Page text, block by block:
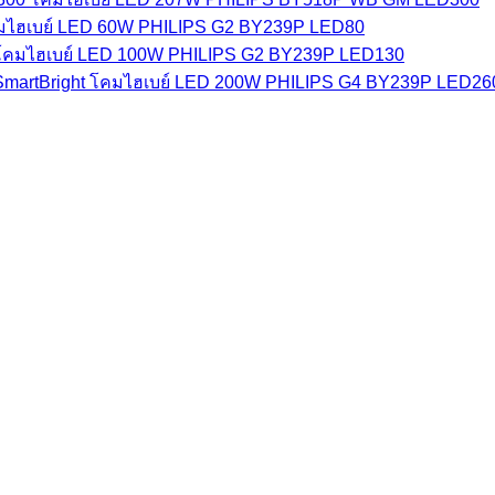
ฮเบย์ LED 60W PHILIPS G2 BY239P LED80
มไฮเบย์ LED 100W PHILIPS G2 BY239P LED130
โคมไฮเบย์ LED 200W PHILIPS G4 BY239P